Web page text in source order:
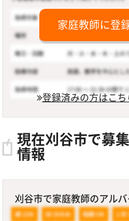
家庭教師に登
登録済みの方はこ
現在刈谷市で募
情報
刈谷市で家庭教師のアル